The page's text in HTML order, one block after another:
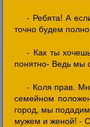
- Ребята! А
точно будем
- Как ты
понятно- Ведь мы
- Коля прав.
семейном
город, мы
мужем и женой! -